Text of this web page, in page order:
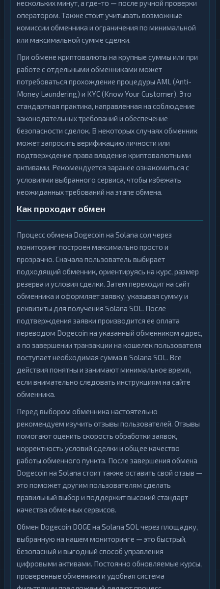
нескольких минут, а где-то — после ручной проверки
оператором. Также стоит учитывать возможные
комиссии обменника и ограничения по минимальной
или максимальной сумме сделки.
При обмене криптовалюты на крупные суммы или при
работе с отдельными обменниками может
потребоваться прохождение процедуры AML (Anti-
Money Laundering) и KYC (Know Your Customer). Это
стандартная практика, направленная на соблюдение
законодательных требований и обеспечение
безопасности сделок. В некоторых случаях обменник
может запросить верификацию личности или
подтверждение права владения криптовалютными
активами. Рекомендуется заранее ознакомиться с
условиями выбранного сервиса, чтобы избежать
неожиданных требований на этапе обмена.
Как проходит обмен
Процесс обмена Dogecoin на Solana сол через
мониторинг построен максимально просто и
прозрачно. Сначала пользователь выбирает
подходящий обменник, ориентируясь на курс, размер
резерва и условия сделки. Затем переходит на сайт
обменника и оформляет заявку, указывая сумму и
реквизиты для получения Solana SOL. После
подтверждения заявки производится ее оплата
переводом Dogecoin на указанный обменником адрес,
а по завершении транзакции на кошелек пользователя
поступает необходимая сумма в Solana SOL. Все
действия понятны и занимают минимальное время,
если внимательно следовать инструкциям на сайте
обменника.
Перед выбором обменника настоятельно
рекомендуем изучить отзывы пользователей. Отзывы
помогают оценить скорость обработки заявок,
корректность условий сделки и общее качество
работы обменного пункта. После завершения обмена
Dogecoin на Solana стоит также оставить свой отзыв —
это поможет другим пользователям сделать
правильный выбор и поддержит высокий стандарт
качества обменных сервисов.
Обмен Dogecoin DOGE на Solana SOL через площадку,
выбранную на нашем мониторинге — это быстрый,
безопасный и выгодный способ управления
цифровыми активами. Постоянно обновляемые курсы,
проверенные обменники и удобная система